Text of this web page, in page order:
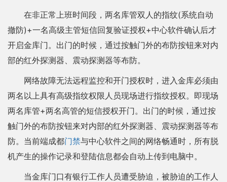
在非正常上班时间段，两名库管双人的指纹(系统自动
撤防)+一名高级主管短信回复验证授权+中心软件确认后才
开启金库门。出门的时候，通过按触门外的布防按钮来对内
部的红外探测器、震动探测器等布防。
网络故障无法远程监控和开门授权时，进入金库必须由
两名以上具有高级指纹权限人员现场进行指纹授权。即现场
两名库管+两名高管的短信授权开门。出门的时候，通过按
触门外的布防按钮来对内部的红外探测器、震动探测器等布
防。当前端成都门禁与中心软件之间的网络畅通时，所有脱
机产生的操作记录和登陆信息都会自动上传到电脑中。
当金库门口有银行工作人员遭受胁迫，被胁迫的工作人